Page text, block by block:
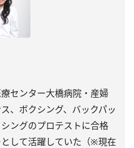
センター大橋病院・産婦
、ボクシング、バックパッ
ングのプロテストに合格
して活躍していた（※現在